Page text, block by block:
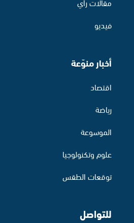
فيديو
أخبار منوّعة
اقتصاد
رياضة
الموسوعة
علوم وتكنولوجيا
توقعات الطقس
للتواصل